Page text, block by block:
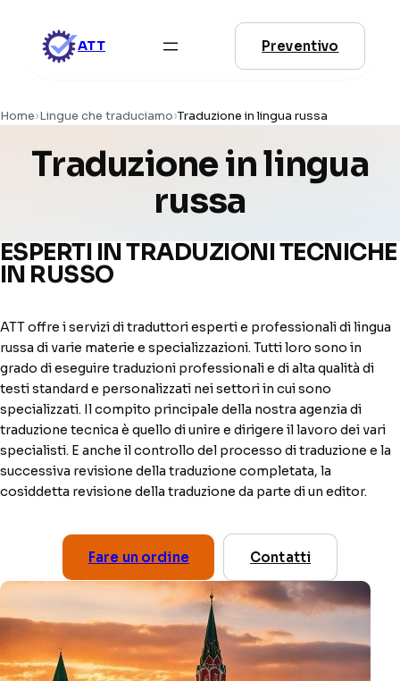
contenuto
ATT Preventivo
Home›Lingue che traduciamo›Traduzione in lingua russa
Traduzione in lingua
russa
ESPERTI IN TRADUZIONI TECNICHE
IN RUSSO
ATT offre i servizi di traduttori esperti e professionali di lingua
russa di varie materie e specializzazioni. Tutti loro sono in
grado di eseguire traduzioni professionali e di alta qualità di
testi standard e personalizzati nei settori in cui sono
specializzati. Il compito principale della nostra agenzia di
traduzione tecnica è quello di unire e dirigere il lavoro dei vari
specialisti. E anche il controllo del processo di traduzione e la
successiva revisione della traduzione completata, la
cosiddetta revisione della traduzione da parte di un editor.
Fare un ordine Contatti